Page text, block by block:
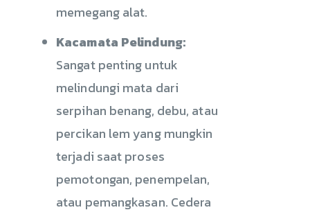
memegang alat.
Kacamata Pelindung:
Sangat penting untuk
melindungi mata dari
serpihan benang, debu, atau
percikan lem yang mungkin
terjadi saat proses
pemotongan, penempelan,
atau pemangkasan. Cedera